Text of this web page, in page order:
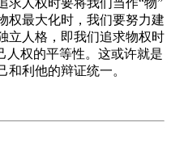
求人权时要将我们当作“物”
权最大化时，我们要努力建
立人格，即我们追求物权时
人权的平等性。这或许就是
和利他的辩证统一。